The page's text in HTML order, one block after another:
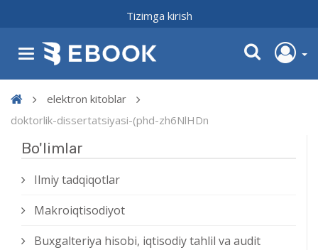
Tizimga kirish
elektron kitoblar
doktorlik-dissertatsiyasi-(phd-zh6NlHDn
Bo'limlar
Ilmiy tadqiqotlar
Makroiqtisodiyot
Buxgalteriya hisobi, iqtisodiy tahlil va audit